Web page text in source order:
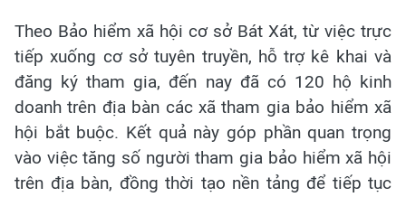
Theo Bảo hiểm xã hội cơ sở Bát Xát, từ việc trực
tiếp xuống cơ sở tuyên truyền, hỗ trợ kê khai và
đăng ký tham gia, đến nay đã có 120 hộ kinh
doanh trên địa bàn các xã tham gia bảo hiểm xã
hội bắt buộc. Kết quả này góp phần quan trọng
vào việc tăng số người tham gia bảo hiểm xã hội
trên địa bàn, đồng thời tạo nền tảng để tiếp tục